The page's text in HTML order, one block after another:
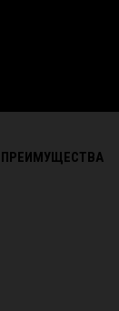
ПРЕИМУЩЕСТВА